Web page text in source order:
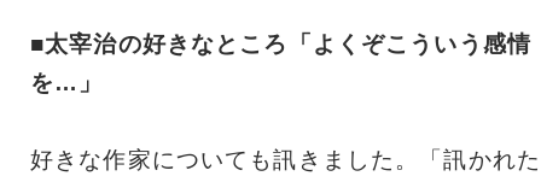
■太宰治の好きなところ「よくぞこういう感情
を…」
好きな作家についても訊きました。「訊かれた